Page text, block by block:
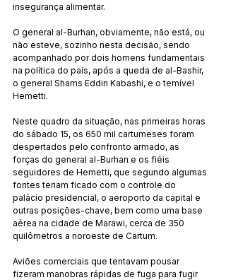
insegurança alimentar.
O general al-Burhan, obviamente, não está, ou
não esteve, sozinho nesta decisão, sendo
acompanhado por dois homens fundamentais
na política do país, após a queda de al-Bashir,
o general Shams Eddin Kabashi, e o temível
Hemetti.
Neste quadro da situação, nas primeiras horas
do sábado 15, os 650 mil cartumeses foram
despertados pelo confronto armado, as
forças do general al-Burhan e os fiéis
seguidores de Hemetti, que segundo algumas
fontes teriam ficado com o controle do
palácio presidencial, o aeroporto da capital e
outras posições-chave, bem como uma base
aérea na cidade de Marawi, cerca de 350
quilômetros a noroeste de Cartum.
Aviões comerciais que tentavam pousar
fizeram manobras rápidas de fuga para fugir